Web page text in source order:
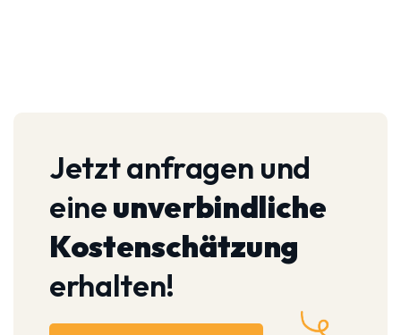
Jetzt anfragen und
eineunverbindliche
Kostenschätzung
erhalten!